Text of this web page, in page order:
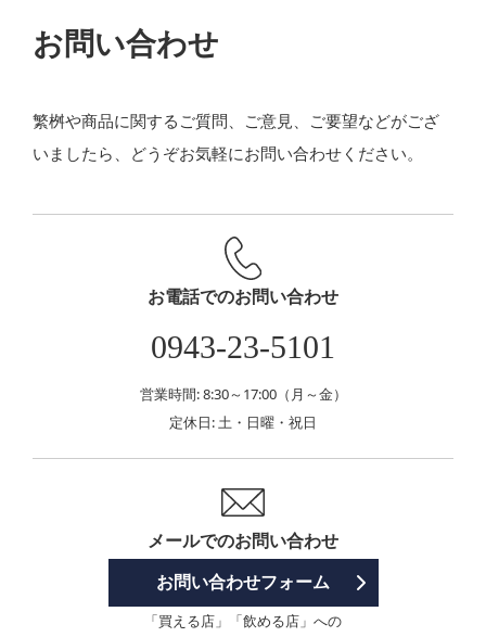
お問い合わせ
繁桝や商品に関するご質問、ご意見、ご要望などがござ
いましたら、どうぞお気軽にお問い合わせください。
お電話でのお問い合わせ
0943-23-5101
営業時間: 8:30～17:00（月～金）
定休日: 土・日曜・祝日
メールでのお問い合わせ
お問い合わせフォーム
「買える店」「飲める店」への